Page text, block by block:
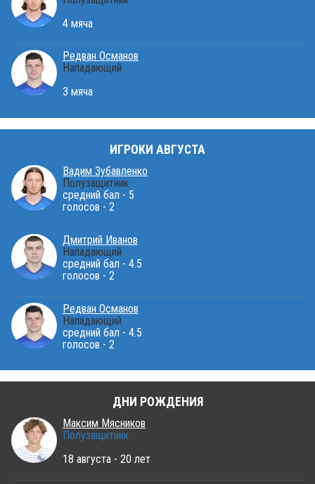
4 мяча
Редван Османов
Нападающий
3 мяча
ИГРОКИ АВГУСТА
Вадим Зубавленко
Полузащитник
средний бал - 5
голосов - 2
Дмитрий Иванов
Нападающий
средний бал - 4.5
голосов - 2
Редван Османов
Нападающий
средний бал - 4.5
голосов - 2
ДНИ РОЖДЕНИЯ
Максим Мясников
Полузащитник
18 августа - 20 лет